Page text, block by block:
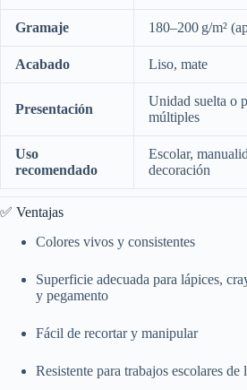
Gramaje 180–200 g/m²
Acabado Liso, mate
Presentación
Unidad suelta o
múltiples
Uso
recomendado
Escolar,
decoración
✅ Ventajas
Colores vivos y consistentes
Superficie adecuada para lápices,
y pegamento
Fácil de recortar y manipular
Resistente para trabajos escolares de